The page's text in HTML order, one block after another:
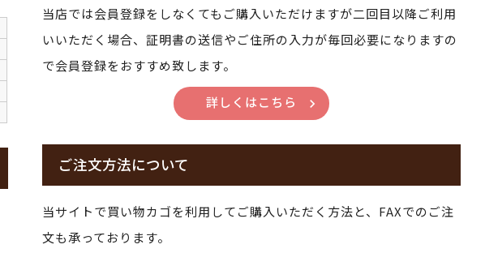
当店では会員登録をしなくてもご購入いただけますが二回目以降ご利用
いいただく場合、証明書の送信やご住所の入力が毎回必要になりますの
で会員登録をおすすめ致します。
詳しくはこちら
ご注文方法について
当サイトで買い物カゴを利用してご購入いただく方法と、FAXでのご注
文も承っております。